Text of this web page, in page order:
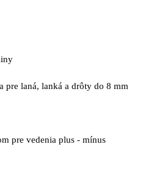
pre laná, lanká a drôty do 8 mm
pre vedenia plus - mínus